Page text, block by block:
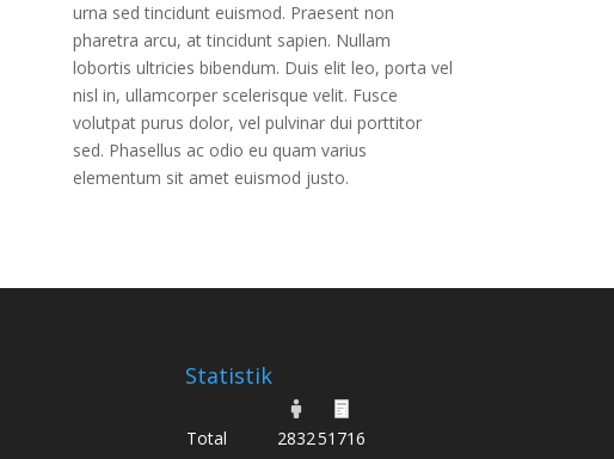
urna sed tincidunt euismod. Praesent non
pharetra arcu, at tincidunt sapien. Nullam
lobortis ultricies bibendum. Duis elit leo, porta vel
nisl in, ullamcorper scelerisque velit. Fusce
volutpat purus dolor, vel pulvinar dui porttitor
sed. Phasellus ac odio eu quam varius
elementum sit amet euismod justo.
Statistik
Total 283251716